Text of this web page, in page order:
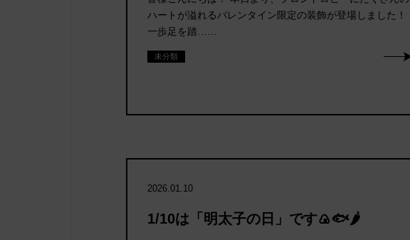
ハートが溢れるバレンタイン限定の装飾が登場しました！
一歩足を踏……
未分類
2026.01.10
1/10は「明太子の日」です🍙🐟🌶️